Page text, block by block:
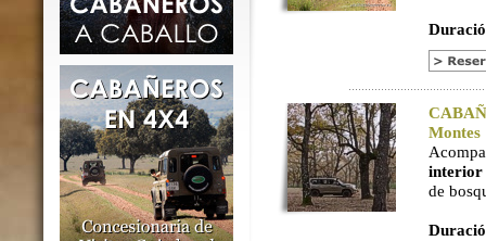
Montes
interior
de